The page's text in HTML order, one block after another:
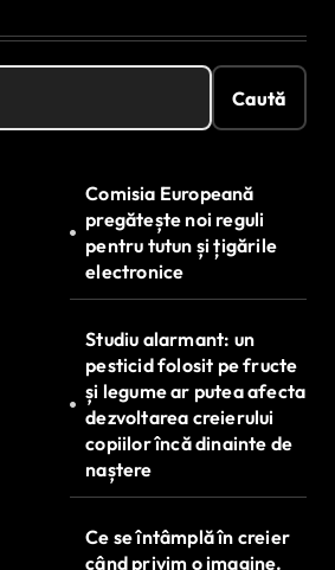
Caută
Comisia Europeană
pregătește noi reguli
pentru tutun și țigările
electronice
Studiu alarmant: un
pesticid folosit pe fructe
și legume ar putea afecta
dezvoltarea creierului
copiilor încă dinainte de
naștere
Ce se întâmplă în creier
când privim o imagine.